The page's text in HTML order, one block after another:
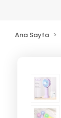
Ana Sayfa